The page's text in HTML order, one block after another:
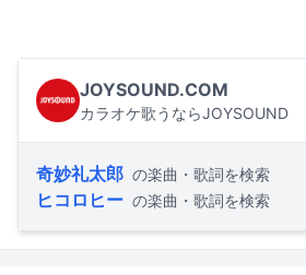
JOYSOUND.COM
カラオケ歌うならJOYSOUND
奇妙礼太郎 の楽曲・歌詞を検索
ヒコロヒー の楽曲・歌詞を検索